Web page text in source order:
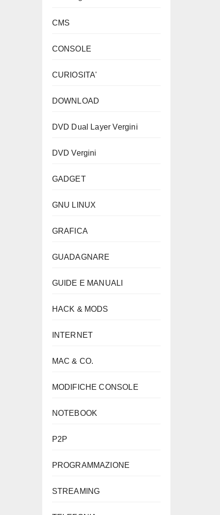
CMS
CONSOLE
CURIOSITA'
DOWNLOAD
DVD Dual Layer Vergini
DVD Vergini
GADGET
GNU LINUX
GRAFICA
GUADAGNARE
GUIDE E MANUALI
HACK & MODS
INTERNET
MAC & CO.
MODIFICHE CONSOLE
NOTEBOOK
P2P
PROGRAMMAZIONE
STREAMING